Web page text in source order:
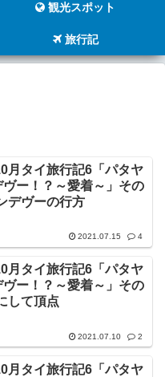
観光スポット
旅行記
月タイ旅行記6「パタヤ
ヴー！？～愛着～」その
デヴーの行方
2021.07.15 4
月タイ旅行記6「パタヤ
ヴー！？～愛着～」その
して頂点
2021.07.10 2
月タイ旅行記6「パタヤ